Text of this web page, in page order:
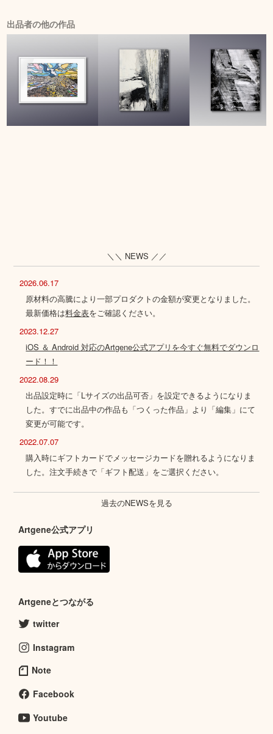
出品者の他の作品
＼＼ NEWS ／／
2026.06.17
原材料の高騰により一部プロダクトの金額が変更となりました。
最新価格は料金表をご確認ください。
2023.12.27
iOS ＆ Android 対応のArtgene公式アプリを今すぐ無料でダウンロ
ード！！
2022.08.29
出品設定時に「Lサイズの出品可否」を設定できるようになりま
した。すでに出品中の作品も「つくった作品」より「編集」にて
変更が可能です。
2022.07.07
購入時にギフトカードでメッセージカードを贈れるようになりま
した。注文手続きで「ギフト配送」をご選択ください。
過去のNEWSを見る
Artgene公式アプリ
Artgeneとつながる
twitter
Instagram
Note
Facebook
Youtube